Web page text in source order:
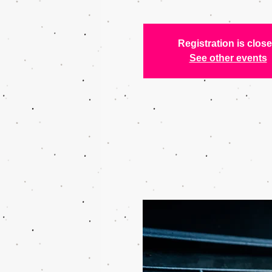
Registration is
See other events